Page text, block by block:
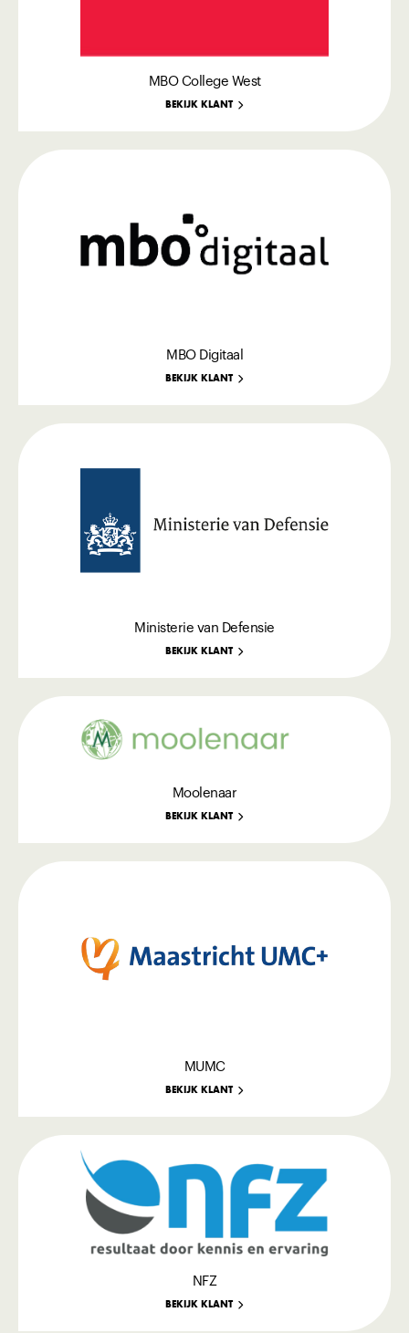
MBO College West
BEKIJK KLANT
MBO Digitaal
BEKIJK KLANT
Ministerie van Defensie
BEKIJK KLANT
Moolenaar
BEKIJK KLANT
MUMC
BEKIJK KLANT
NFZ
BEKIJK KLANT